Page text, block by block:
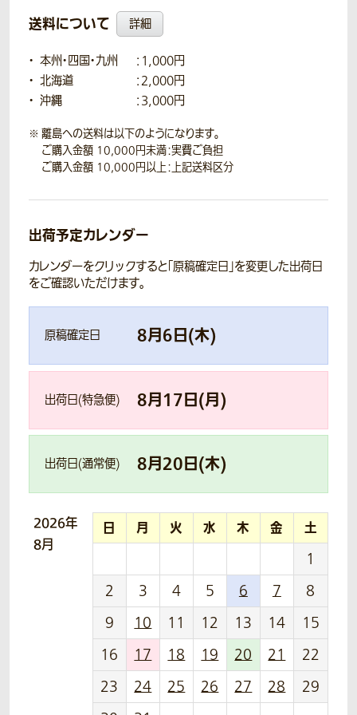
送料について 詳細
本州・四国・九州
：1,000円
北海道
：2,000円
沖縄
：3,000円
離島への送料は以下のようになります。
ご購入金額 10,000円未満：実費ご負担
ご購入金額 10,000円以上：上記送料区分
出荷予定カレンダー
カレンダーをクリックすると「原稿確定日」を変更した出荷日
をご確認いただけます。
原稿確定日 8月6日(木)
出荷日(特急便) 8月17日(月)
出荷日(通常便) 8月20日(木)
2026年
8月
日 月 火 水 木 金 土
1
2
3 4 5 6 7
8
9
10 11 12 13 14
15
16
17 18 19 20 21
22
23
24 25 26 27 28
29